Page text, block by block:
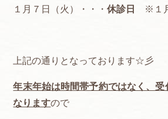
１月７日（火）・・・休診日 ※１
上記の通りとなっております☆彡
年末年始は時間帯予約ではなく、
なりますので